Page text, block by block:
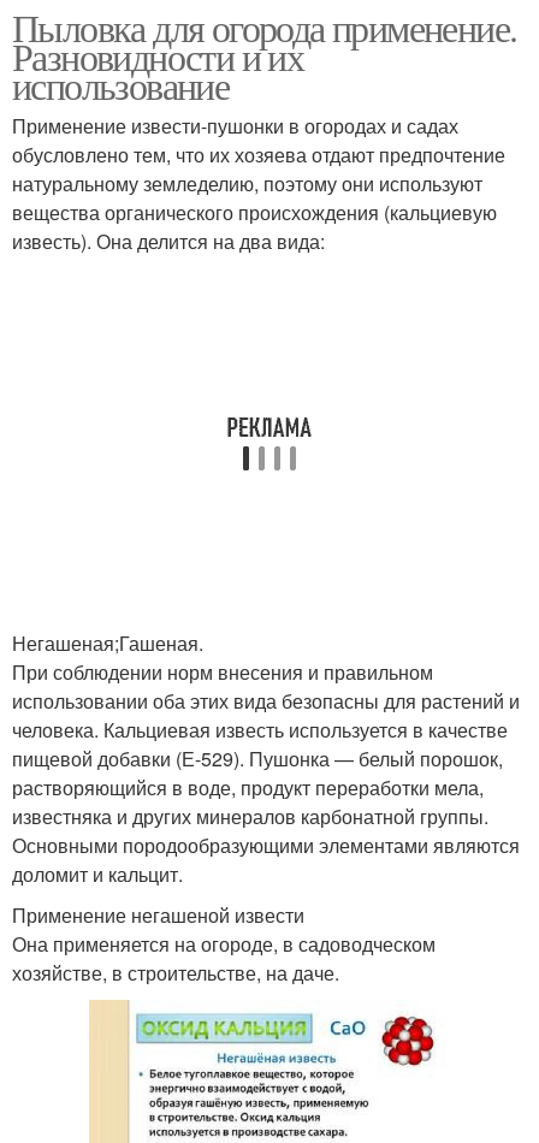
Пыловка для огорода применение.
Разновидности и их
использование
Применение извести-пушонки в огородах и садах
обусловлено тем, что их хозяева отдают предпочтение
натуральному земледелию, поэтому они используют
вещества органического происхождения (кальциевую
известь). Она делится на два вида:
Негашеная;Гашеная.
При соблюдении норм внесения и правильном
использовании оба этих вида безопасны для растений и
человека. Кальциевая известь используется в качестве
пищевой добавки (Е-529). Пушонка — белый порошок,
растворяющийся в воде, продукт переработки мела,
известняка и других минералов карбонатной группы.
Основными породообразующими элементами являются
доломит и кальцит.
Применение негашеной извести
Она применяется на огороде, в садоводческом
хозяйстве, в строительстве, на даче.